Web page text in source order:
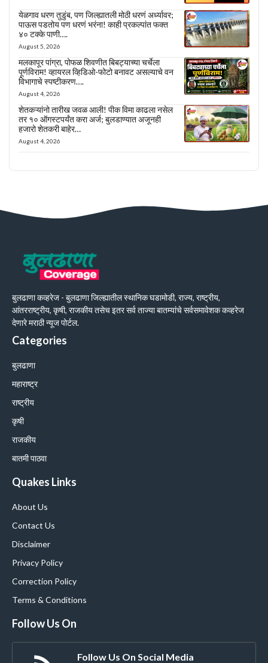
येळगाव धरण तुडुंब, पण जिल्ह्यातली मोठी धरणं अर्ध्यावर;
पाऊस पडतोय पण धरणं भरंना! काही प्रकल्पांत फक्त
४० टक्के पाणी….
August 5, 2026
मलकापूर पांग्रा, पोफळ शिवणीत बिबट्याच्या चर्चेला
पूर्णविराम! व्हायरल व्हिडिओ-फोटो बनावट असल्याचे वन
विभागाचे स्पष्टीकरण….
August 4, 2026
शेतकऱ्यांनो तारीख जवळ आली! पीक विमा काढला नसेल
तर १० ऑगस्टपर्यंत करा अर्ज; बुलडाण्यात अजूनही
हजारो शेतकरी बाहेर…
August 4, 2026
बुलढाणा कव्हरेज - बुलढाणा जिल्ह्यातील स्थानिक घडामोडी, राज्य, राष्ट्रीय,
आंतरराष्ट्रीय, कृषी, राजकीय तसेच इतर सर्व ताज्या बातम्यांचे सर्वसमावेशक कव्हरेज
देणारे मराठी न्यूज पोर्टल.
Categories
बुलढाणा
महाराष्ट्र
राष्ट्रीय
कृषी
राजकीय
बातमी पाठवा
Quakes Links
About Us
Contact Us
Disclaimer
Privacy Policy
Correction Policy
Terms & Conditions
Follow Us On
Follow Us On Social Media